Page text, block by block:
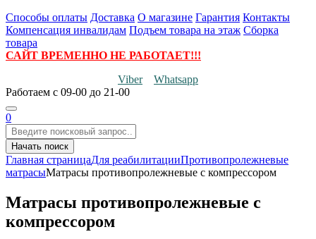
Способы оплаты Доставка О магазине Гарантия Контакты
Компенсация инвалидам Подъем товара на этаж Сборка
товара
САЙТ ВРЕМЕННО НЕ РАБОТАЕТ!!!
Viber
Whatsapp
Работаем с 09-00 до 21-00
0
Начать поиск
Главная страницаДля реабилитацииПротивопролежневые
матрасыМатрасы противопролежневые с компрессором
Матрасы противопролежневые с
компрессором